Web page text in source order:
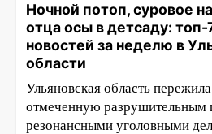
Ночной потоп, суровое
отца осы в детсаду: топ-
новостей за неделю в
области
Ульяновская область
отмеченную
резонансными уголовными